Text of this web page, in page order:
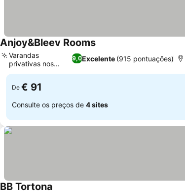
Anjoy&Bleev Rooms
9,0Excelente (915 pontuações)
Varandas
privativas nos
quartos
De € 91
Consulte os preços de 4 sites
BB Tortona